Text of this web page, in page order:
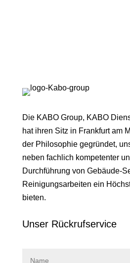
Die KABO Group, KABO
hat ihren Sitz in Frankfurt am
der Philosophie gegründet,
neben fachlich kompetenter
Durchführung von Gebäude-
Reinigungsarbeiten ein
bieten.
Unser Rückruf­service